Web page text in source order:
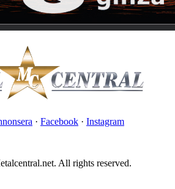
· Facebook · Instagram
All rights reserved.